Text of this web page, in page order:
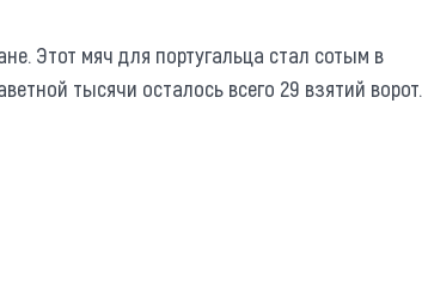
Этот мяч для португальца стал сотым в
тысячи осталось всего 29 взятий ворот.